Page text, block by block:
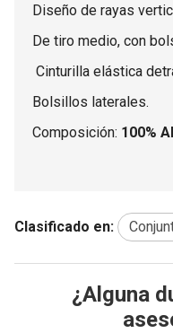
Diseño de rayas
De tiro medio, con
Cinturilla elástica
Bolsillos laterales.
Composición: 100%
Clasificado en:
¿Alguna